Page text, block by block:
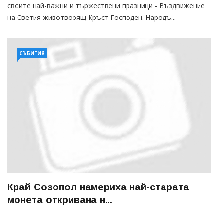
своите най-важни и тържествени празници - Въздвижение
на Светия животворящ Кръст Господен. Народъ...
СЪБИТИЯ
Край Созопол намериха най-старата
монета откривана н...